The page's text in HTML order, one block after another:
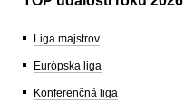
Liga majstrov
Európska liga
Konferenčná liga